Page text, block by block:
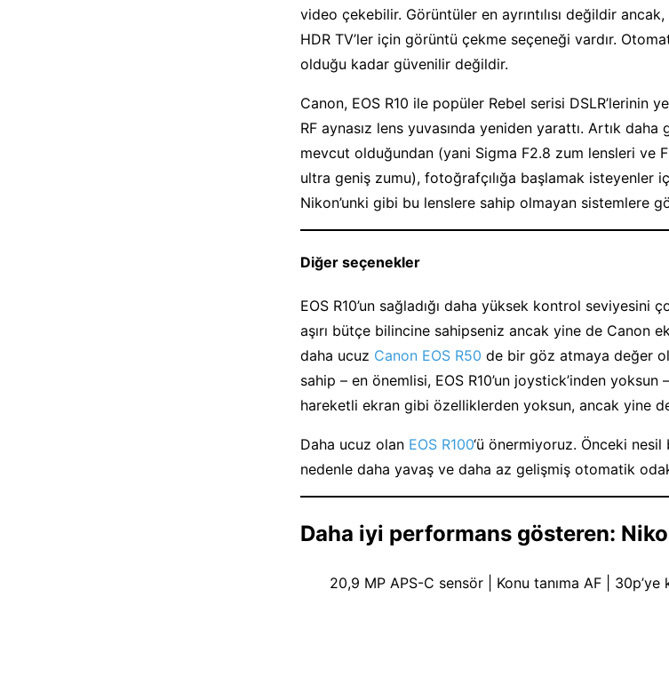
video çekebilir. Görüntüler en ayrıntılısı değildir
HDR TV’ler için görüntü çekme seçeneği vardır.
olduğu kadar güvenilir değildir.
Canon, EOS R10 ile popüler Rebel serisi DSLR’lerinin
RF aynasız lens yuvasında yeniden yarattı. Artık
mevcut olduğundan (yani Sigma F2.8 zum lensleri ve
ultra geniş zumu), fotoğrafçılığa başlamak isteyenler
Nikon’unki gibi bu lenslere sahip olmayan sistemlere
Diğer seçenekler
EOS R10’un sağladığı daha yüksek kontrol seviyesini
aşırı bütçe bilincine sahipseniz ancak yine de Canon
daha ucuz Canon EOS R50 de bir göz atmaya değer
sahip – en önemlisi, EOS R10’un joystick’inden
hareketli ekran gibi özelliklerden yoksun, ancak yine
Daha ucuz olan EOS R100‘ü önermiyoruz. Önceki
nedenle daha yavaş ve daha az gelişmiş otomatik
Daha iyi performans gösteren:
20,9 MP APS-C sensör | Konu tanıma AF |